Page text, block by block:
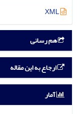
هم رسانی
ارجاع به این مقاله
آمار